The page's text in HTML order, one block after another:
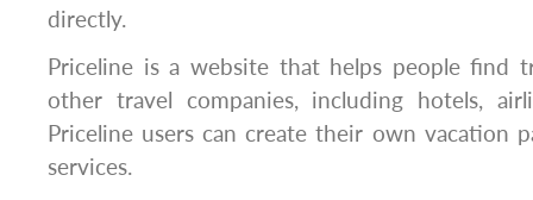
directly.
Priceline is a website that helps people find
other travel companies, including hotels,
Priceline users can create their own vacation
services.